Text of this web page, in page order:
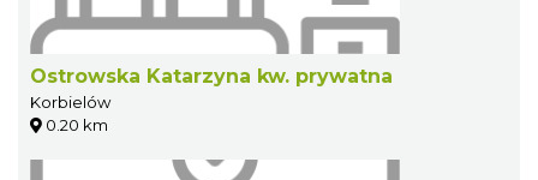
Ostrowska Katarzyna kw. prywatna
Korbielów
0.20 km